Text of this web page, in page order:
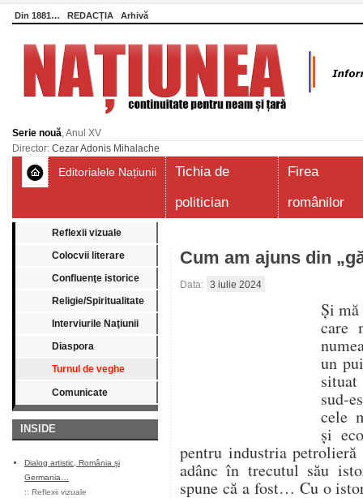
Din 1881… REDACȚIA Arhivă
Serie nouă, Anul XV
Director: Cezar Adonis Mihalache
Editorialele Națiunii
Tichia de
politician
Firea
românilor
Reflexii vizuale
Colocvii literare
Confluenţe istorice
Religie/Spiritualitate
Interviurile Naţiunii
Diaspora
Turnul de veghe
Comunicate
INSIDE
Dialog artistic, România și
Germania…
:: Reflexii vizuale
Cum am ajuns din
Data: 3 iulie 2024
Și
care
un
sud-
cele
și
pentru industria
adânc în trecutul său
spune că a fost… Cu o